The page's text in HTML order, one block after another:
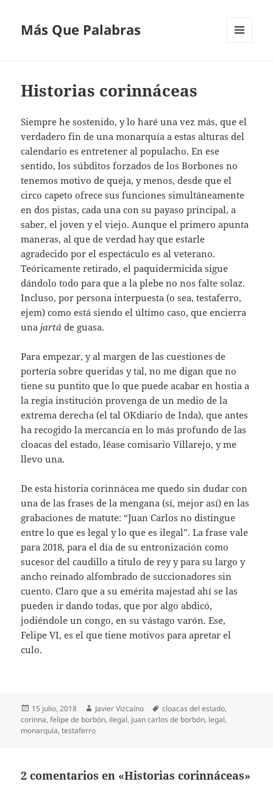
Más Que Palabras
Historias corinnáceas
Siempre he sostenido, y lo haré una vez más, que el
verdadero fin de una monarquía a estas alturas del
calendario es entretener al populacho. En ese
sentido, los súbditos forzados de los Borbones no
tenemos motivo de queja, y menos, desde que el
circo capeto ofrece sus funciones simultáneamente
en dos pistas, cada una con su payaso principal, a
saber, el joven y el viejo. Aunque el primero apunta
maneras, al que de verdad hay que estarle
agradecido por el espectáculo es al veterano.
Teóricamente retirado, el paquidermicida sigue
dándolo todo para que a la plebe no nos falte solaz.
Incluso, por persona interpuesta (o sea, testaferro,
ejem) como está siendo el último caso, que encierra
unajartá de guasa.
Para empezar, y al margen de las cuestiones de
portería sobre queridas y tal, no me digan que no
tiene su puntito que lo que puede acabar en hostia a
la regia institución provenga de un medio de la
extrema derecha (el tal OKdiario de Inda), que antes
ha recogido la mercancía en lo más profundo de las
cloacas del estado, léase comisario Villarejo, y me
llevo una.
De esta historia corinnácea me quedo sin dudar con
una de las frases de la mengana (sí, mejor así) en las
grabaciones de matute: “Juan Carlos no distingue
entre lo que es legal y lo que es ilegal”. La frase vale
para 2018, para el día de su entronización como
sucesor del caudillo a titulo de rey y para su largo y
ancho reinado alfombrado de succionadores sin
cuento. Claro que a su emérita majestad ahí se las
pueden ir dando todas, que por algo abdicó,
jodiéndole un congo, en su vástago varón. Ese,
Felipe VI, es el que tiene motivos para apretar el
culo.
Publicado
el
15 julio, 2018 Autor
Javier Vizcaíno Etiquetas
cloacas del estado,
corinna,felipe de borbón, ilegal, juan carlos de borbón, legal,
monarquía,testaferro
2 comentarios en «Historias corinnáceas»